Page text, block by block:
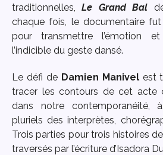
traditionnelles,Le Grand Bal
chaque fois, le documentaire
pour transmettre l’émotion
l’indicible du geste dansé.
Le défi de Damien Manivelest
tracer les contours de cet acte
dans notre contemporanéité,
pluriels des interprètes,
Trois parties pour trois histoires
traversés par l’écriture d’Isadora